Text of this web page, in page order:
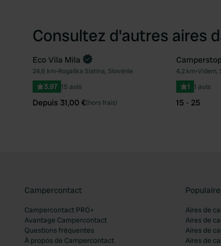
Consultez d'autres aires
Préféré
Reserve maintenant
Eco Vila Mila
24,6 km•Rogaška Slatina, Slovénie
3.97 15 avis
Depuis 31,00 €(hors frais)
4,2 km•Videm,
1 1 avis
15 - 25
Campercontact
Campercontact PRO+
Avantage Campercontact
Questions fréquentes
À propos de Campercontact
Aires de
Aires de
Aires de
Aires de